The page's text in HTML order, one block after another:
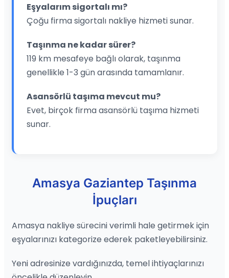
Eşyalarım sigortalı mı?
Çoğu firma sigortalı nakliye hizmeti sunar.
Taşınma ne kadar sürer?
119 km mesafeye bağlı olarak, taşınma
genellikle 1-3 gün arasında tamamlanır.
Asansörlü taşıma mevcut mu?
Evet, birçok firma asansörlü taşıma hizmeti
sunar.
Amasya Gaziantep Taşınma
İpuçları
Amasya nakliye sürecini verimli hale getirmek için
eşyalarınızı kategorize ederek paketleyebilirsiniz.
Yeni adresinize vardığınızda, temel ihtiyaçlarınızı